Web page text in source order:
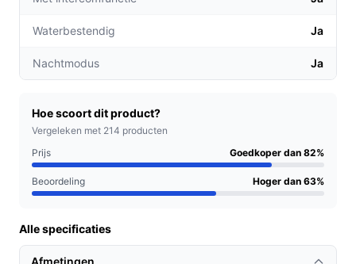
handig is voor het geven van instructies of om te
Voor welke doelgroep?
Deze deurbel is perfect voor gezinnen,
appartementbewoners en ouderen die een eenvoudige,
maar effectieve manier willen hebben om bezoekers te
verwelkomen. Het is ook een uitstekende keuze voor
mensen die tijdelijke of seizoensgebonden woningen
Praktische voordelen t.o.v. alternatieven
Waterbestendig Ja
Nachtmodus Ja
Hoe scoort dit product?
Vergeleken met 214 producten
Prijs
Goedkoper dan 82%
Beoordeling Hoger dan 63%
Alle specificaties
Afmetingen